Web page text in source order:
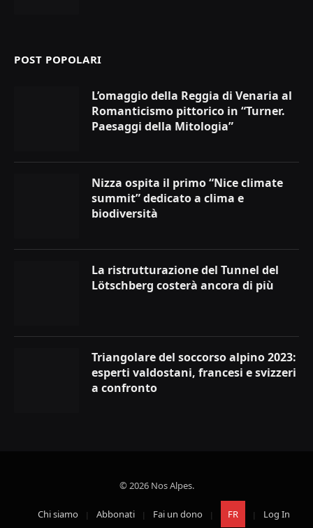
POST POPOLARI
L’omaggio della Reggia di Venaria al
Romanticismo pittorico in “Turner.
Paesaggi della Mitologia”
Nizza ospita il primo “Nice climate
summit” dedicato a clima e
biodiversità
La ristrutturazione del Tunnel del
Lötschberg costerà ancora di più
Triangolare del soccorso alpino 2023:
esperti valdostani, francesi e svizzeri
a confronto
© 2026 Nos Alpes.
Chi siamo Abbonati Fai un dono FR Log In